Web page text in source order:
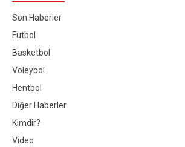
Son Haberler
Futbol
Basketbol
Voleybol
Hentbol
Diğer Haberler
Kimdir?
Video